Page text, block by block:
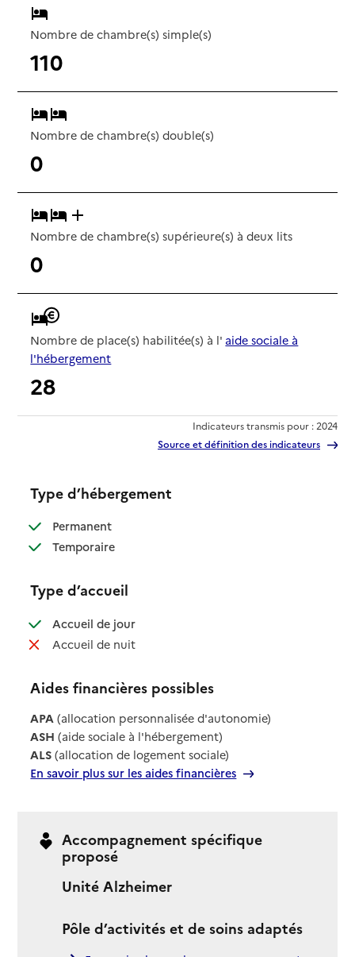
Nombre de chambre(s) simple(s)
110
Nombre de chambre(s) double(s)
0
Nombre de chambre(s) supérieure(s) à deux lits
0
Nombre de place(s) habilitée(s) à l' aide sociale à
l'hébergement
28
Indicateurs transmis pour : 2024
Source et définition des indicateurs
Type d’hébergement
Permanent: disponible
Temporaire: disponible
Type d’accueil
Accueil de jour: disponible
Accueil de nuit: non disponible
Aides financières possibles
APA (allocation personnalisée d'autonomie)
ASH (aide sociale à l'hébergement)
ALS (allocation de logement sociale)
En savoir plus sur les aides financières
Accompagnement spécifique
proposé
Unité Alzheimer
Pôle d’activités et de soins adaptés